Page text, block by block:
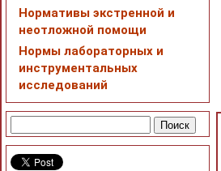
Нормативы экстренной и
неотложной помощи
Нормы лабораторных и
инструментальных
исследований